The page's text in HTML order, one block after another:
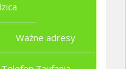
Ważne adresy